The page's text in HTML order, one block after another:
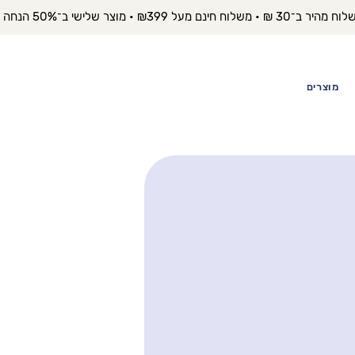
ב־30 ₪ • משלוח חינם מעל ₪399 • מוצר שלישי ב־50% הנחה
מוצרים